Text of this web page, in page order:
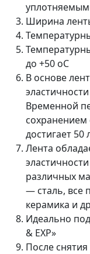
Ширина
до +50 oC
В основе
Временной
сохранением
достигает 50
Лента
различных
— сталь, все
керамика и
Идеально
& EXP»
После